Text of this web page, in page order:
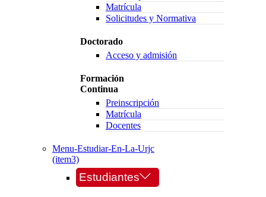
Matrícula
Solicitudes y Normativa
Doctorado
Acceso y admisión
Formación
Continua
Preinscripción
Matrícula
Docentes
Menu-Estudiar-En-La-Urjc
(item3)
Estudiantes